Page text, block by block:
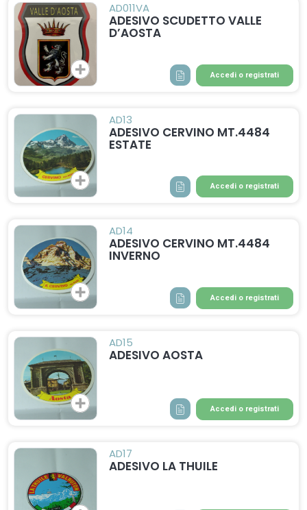
AD011VA
ADESIVO SCUDETTO VALLE
D’AOSTA
Accedi o registrati
AD13
ADESIVO CERVINO MT.4484
ESTATE
Accedi o registrati
AD14
ADESIVO CERVINO MT.4484
INVERNO
Accedi o registrati
AD15
ADESIVO AOSTA
Accedi o registrati
AD17
ADESIVO LA THUILE